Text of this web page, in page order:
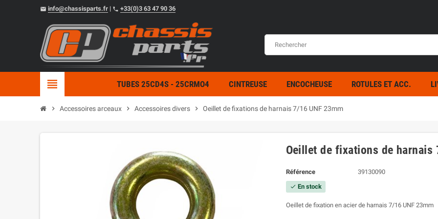
email info@chassisparts.fr | phone +33(0)3 63 47 90 36
view_headline TUBES 25CD4S - 25CRMO4 CINTREUSE ENCOCHEUSE ROTULES ET ACC.
chevron_right Accessoires arceaux chevron_right Accessoires divers chevron_right Oeillet de fixations de harnais 7/16 UNF 23mm
Oeillet de fixations de harnais
Référence 39130090
check En stock
Oeillet de fixation en acier de harnais 7/16 UNF 23mm